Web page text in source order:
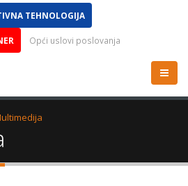
TEHNOLOGIJA
Opći uslovi poslovanja